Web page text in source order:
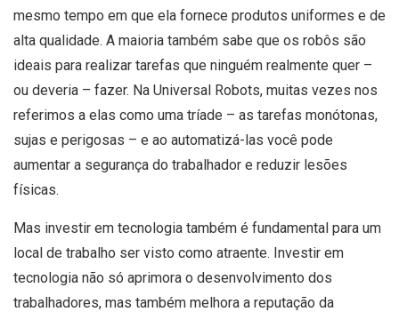
mesmo tempo em que ela fornece produtos uniformes e de
alta qualidade. A maioria também sabe que os robôs são
ideais para realizar tarefas que ninguém realmente quer –
ou deveria – fazer. Na Universal Robots, muitas vezes nos
referimos a elas como uma tríade – as tarefas monótonas,
sujas e perigosas – e ao automatizá-las você pode
aumentar a segurança do trabalhador e reduzir lesões
físicas.
Mas investir em tecnologia também é fundamental para um
local de trabalho ser visto como atraente. Investir em
tecnologia não só aprimora o desenvolvimento dos
trabalhadores, mas também melhora a reputação da